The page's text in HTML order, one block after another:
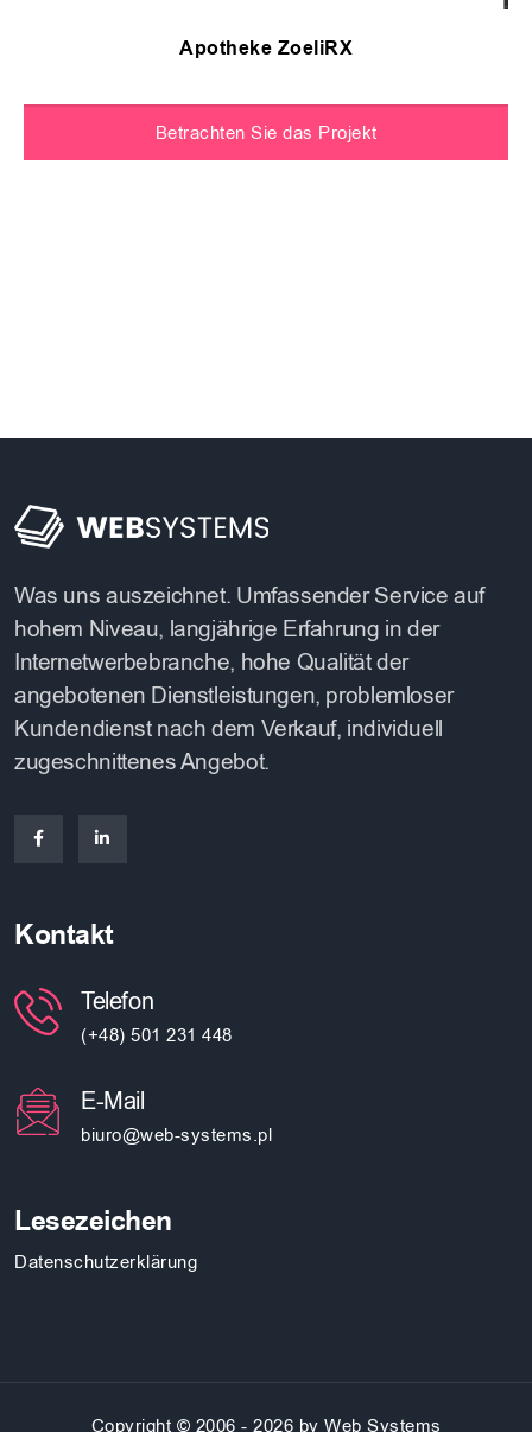
Apotheke ZoeliRX
Betrachten Sie das Projekt
Was uns auszeichnet. Umfassender Service auf
hohem Niveau, langjährige Erfahrung in der
Internetwerbebranche, hohe Qualität der
angebotenen Dienstleistungen, problemloser
Kundendienst nach dem Verkauf, individuell
zugeschnittenes Angebot.
Kontakt
Telefon
(+48) 501 231 448
E-Mail
biuro@web-systems.pl
Lesezeichen
Datenschutzerklärung
Copyright © 2006 - 2026 by Web Systems